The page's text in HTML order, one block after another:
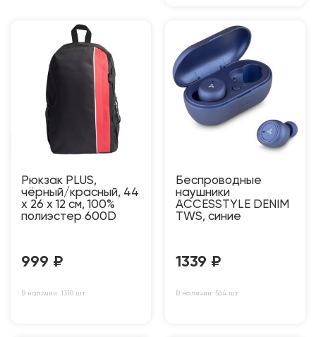
Рюкзак PLUS,
чёрный/красный, 44
x 26 x 12 см, 100%
полиэстер 600D
999 ₽
В наличии: 1318 шт
Беспроводные
наушники
ACCESSTYLE DENIM
TWS, синие
1339 ₽
В наличии: 564 шт